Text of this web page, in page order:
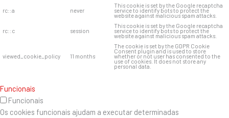
rc::a never
This cookie is set by the Google recaptcha
service to identify bots to protect the
website against malicious spam attacks.
rc::c session
This cookie is set by the Google recaptcha
service to identify bots to protect the
website against malicious spam attacks.
viewed_cookie_policy 11 months
The cookie is set by the GDPR Cookie
Consent plugin and is used to store
whether or not user has consented to the
use of cookies. It does not store any
personal data.
Funcionais
Funcionais
Os cookies funcionais ajudam a executar determinadas